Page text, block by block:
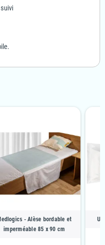
- Alèse bordable et
imperméable 85 x 90 cm